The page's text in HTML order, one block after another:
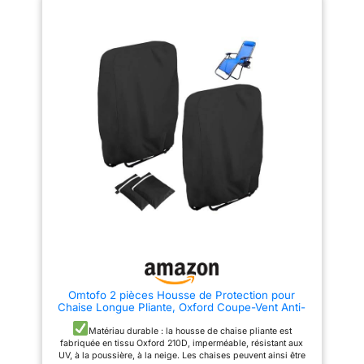
reste étanche même après 1 500
heures. Conception coupe-vent
: nous utilisons quatre rubans
adhésifs en bas pour le
maintenir en place les jours
sûre. Tissu Oxford haute
performance : les housses de
fauteuil inclinables durables
sont non seulement plus
épaisses et plus denses, mais
ont également été croisées dans
un processus de tissage pour
garantir que chaque fibre est
moins 5 à 10°C. Taille parfaite :
housse convient à la plupart
des chaises longues et des
chaises longues de terrasse.
Veuillez vérifier les dimensions
de votre chaise longue ou de
votre transat avant d'acheter.
fermement à la chaise longue
de jardin sans craindre qu'il ne
soit emporté par le vent. 【Taille
universelle】- Longueur 200,7
cm x largeur 66 cm x hauteur
27,9 cm. Vérifiez si la taille de
votre canapé de jardin est
appropriée. Cette housse est
longues d'extérieur de
différents styles et marques.
Nettoyage : il suffit de rincer à
l'eau, de sécher au soleil lors
du nettoyage, très pratique et
concis. 【Service de qualité】 -
excellente, vous pouvez acheter
des questions, n'hésitez pas à
nous contacter, nous vous
Omtofo 2 pièces Housse de Protection pour
Chaise Longue Pliante, Oxford Coupe-Vent Anti-
UV Imperméable Housses pour Chaises de Jardin
Pliantes, Housse de Chaise Longue de Jardin
(Noir)
Matériau durable : la housse de chaise pliante est
fabriquée en tissu Oxford 210D, imperméable, résistant aux
UV, à la poussière, à la neige. Les chaises peuvent ainsi être